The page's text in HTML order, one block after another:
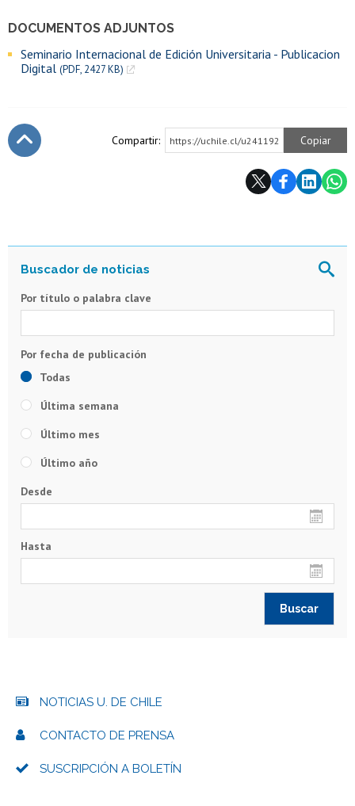
DOCUMENTOS ADJUNTOS
Seminario Internacional de Edición Universitaria - Publicacion
Digital (PDF, 2427 KB)
Compartir: https://uchile.cl/u241192 Copiar
Por título o palabra clave
Todas
Última semana
Último mes
Último año
Desde
Hasta
NOTICIAS U. DE CHILE
CONTACTO DE PRENSA
SUSCRIPCIÓN A BOLETÍN